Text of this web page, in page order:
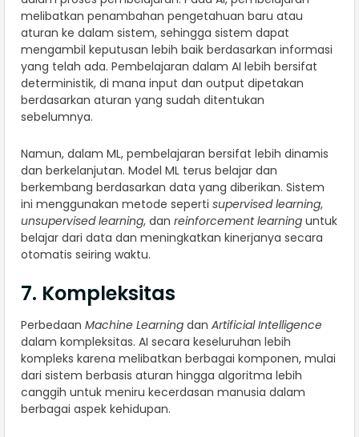
melibatkan penambahan pengetahuan baru atau
aturan ke dalam sistem, sehingga sistem dapat
mengambil keputusan lebih baik berdasarkan informasi
yang telah ada. Pembelajaran dalam AI lebih bersifat
deterministik, di mana input dan output dipetakan
berdasarkan aturan yang sudah ditentukan
sebelumnya.
Namun, dalam ML, pembelajaran bersifat lebih dinamis
dan berkelanjutan. Model ML terus belajar dan
berkembang berdasarkan data yang diberikan. Sistem
ini menggunakan metode seperti supervised learning,
unsupervised learning, dan reinforcement learning untuk
belajar dari data dan meningkatkan kinerjanya secara
otomatis seiring waktu.
7. Kompleksitas
Perbedaan Machine Learning dan Artificial Intelligence
dalam kompleksitas. AI secara keseluruhan lebih
kompleks karena melibatkan berbagai komponen, mulai
dari sistem berbasis aturan hingga algoritma lebih
canggih untuk meniru kecerdasan manusia dalam
berbagai aspek kehidupan.